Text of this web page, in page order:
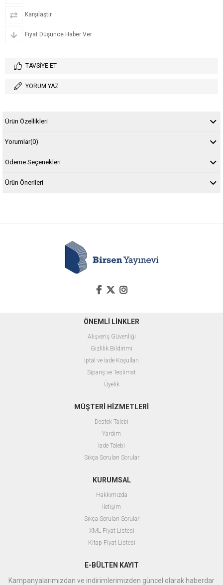
Karşılaştır
Fiyat Düşünce Haber Ver
TAVSIYE ET
YORUM YAZ
Ürün Özellikleri
Yorumlar(0)
Ödeme Seçenekleri
Ürün Önerileri
ÖNEMLİ LİNKLER
Alışveriş Güvenliği
Gizlilik Bildirimi
İptal ve İade Koşulları
Sipariş ve Teslimat
Üyelik
MÜŞTERİ HİZMETLERİ
Destek Talebi
Yardım
İade Talebi
Sıkça Sorulan Sorular
KURUMSAL
Hakkımızda
İletişim
Sıkça Sorulan Sorular
XML Fiyat Listesi
Kitap Fiyat Listesi
E-BÜLTEN KAYIT
Kampanyalarımızdan ve indirimlerimizden güncel olarak haberdar